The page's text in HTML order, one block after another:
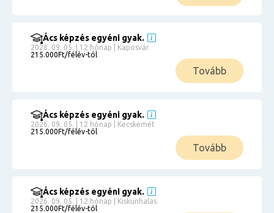
Ács képzés egyéni gyak.
2026. 09. 05. | 12 hónap | Kaposvár
215.000Ft/félév-tól
Tovább
Ács képzés egyéni gyak.
2026. 09. 05. | 12 hónap | Kecskemét
215.000Ft/félév-tól
Tovább
Ács képzés egyéni gyak.
2026. 09. 05. | 12 hónap | Kiskunhalas
215.000Ft/félév-tól